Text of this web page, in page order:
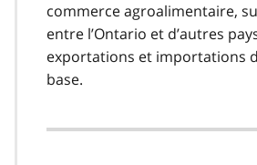
commerce agroalimentaire,
entre l’Ontario et d’autres
exportations et importations
base.